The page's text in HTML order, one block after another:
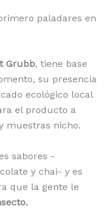
paladares en
Grubb, tiene base
su presencia
ecológico local
el producto a
muestras nicho.
sabores -
y chai- y es
que la gente le